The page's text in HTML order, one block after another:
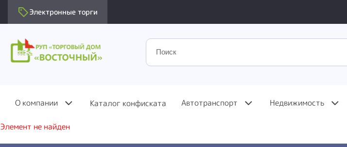
Электронные торги
О компании Каталог конфиската Автотранспорт Недвижимость
Элемент не найден